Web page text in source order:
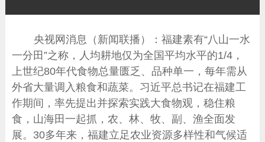
央视网消息（新闻联播）：福建素有“八山一水
一分田”之称，人均耕地仅为全国平均水平的1/4，
上世纪80年代食物总量匮乏、品种单一，每年需从
外省大量调入粮食和蔬菜。习近平总书记在福建工
作期间，率先提出并探索实践大食物观，稳住粮
食，山海田一起抓，农、林、牧、副、渔全面发
展。30多年来，福建立足农业资源多样性和气候适